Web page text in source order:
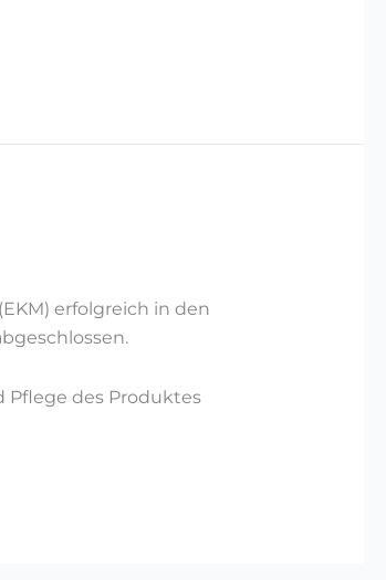
erfolgreich in den
Pflege des Produktes